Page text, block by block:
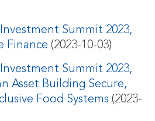
Summit 2023,
Finance (2023-10-03)
Summit 2023,
Asset Building Secure,
Food Systems (2023-